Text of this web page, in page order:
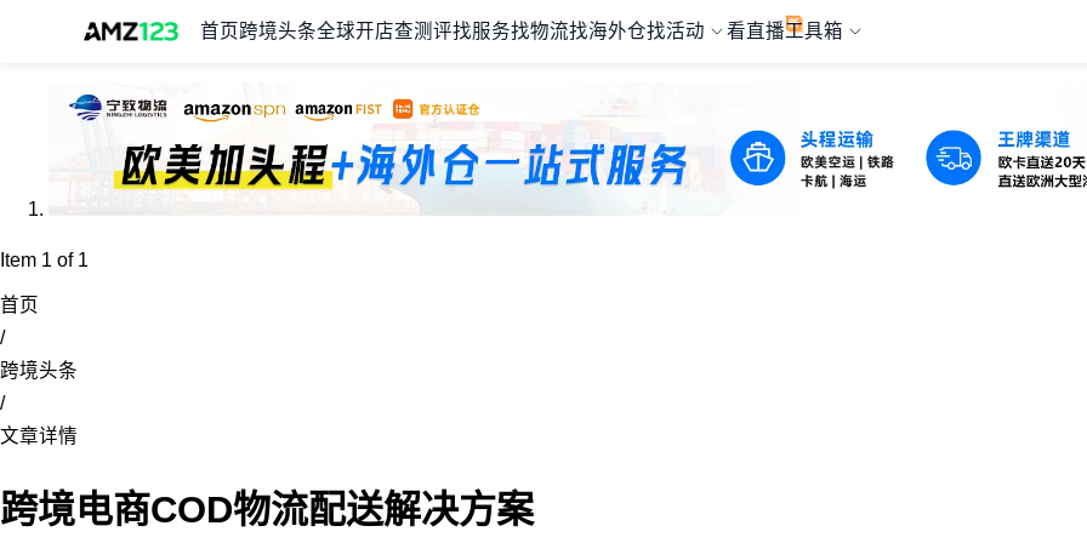
首页 跨境头条全球开店查测评找服务找物流找海外仓找活动 看直播工具箱
Item 1 of 1
首页
/
跨境头条
/
文章详情
跨境电商COD物流配送解决方案